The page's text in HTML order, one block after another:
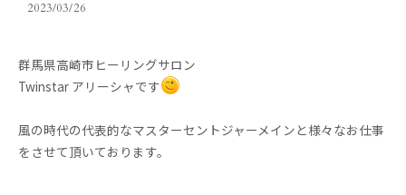
2023/03/26
群馬県高崎市ヒーリングサロン
Twinstar アリーシャです
風の時代の代表的なマスターセントジャーメインと様々なお仕事
をさせて頂いております。